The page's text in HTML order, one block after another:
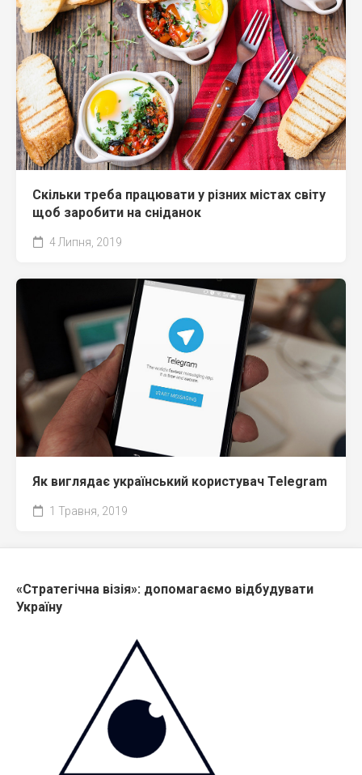
Скільки треба працювати у різних містах світу
щоб заробити на сніданок
4 Липня, 2019
Як виглядає український користувач Telegram
1 Травня, 2019
«Стратегічна візія»: допомагаємо відбудувати
Україну